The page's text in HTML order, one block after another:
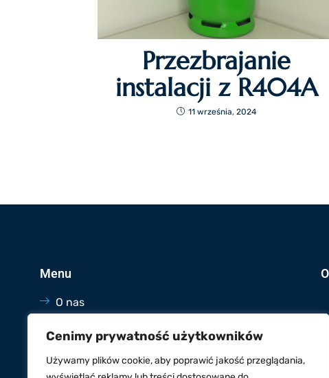
Cenimy prywatność użytkowników
Używamy plików cookie, aby poprawić jakość przeglądania,
Przezbrajanie
instalacji z R404A
11 września, 2024
Menu
O nas
Blog
Kontakt